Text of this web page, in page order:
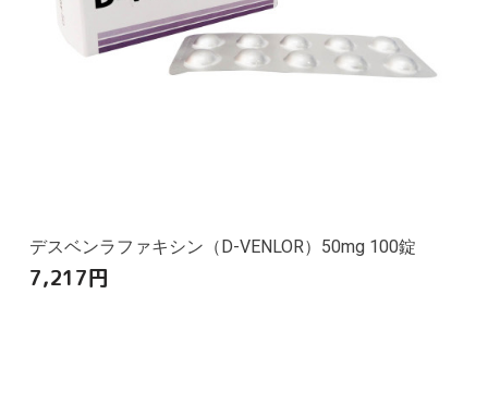
デスベンラファキシン（D-VENLOR）50mg 100錠
7,217円